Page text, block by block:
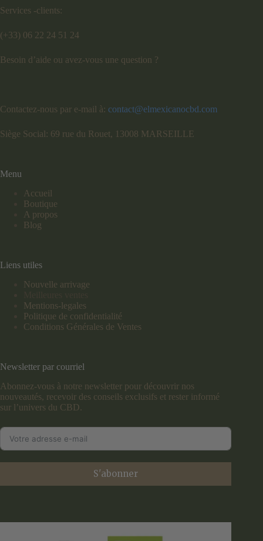
Services -clients:
(+33) 06 22 24 51 24
Besoin d’aide ou avez-vous une question ?
Contactez-nous par e-mail à: contact@elmexicanocbd.com
Siège Social: 69 rue du Rouet, 13008 MARSEILLE
Menu
Accueil
Boutique
A propos
Blog
Liens utiles
Nouvelle arrivage
Mentions-legales
Politique de confidentialité
Conditions Générales de Ventes
Newsletter par courriel
Abonnez-vous à notre newsletter pour découvrir nos
nouveautés, recevoir des conseils exclusifs et rester informé
sur l’univers du CBD.
S'abonner